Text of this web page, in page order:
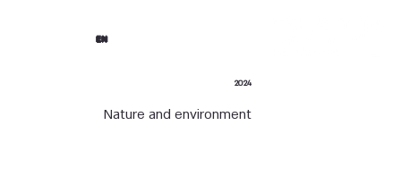
EN
2024
Nature and environment